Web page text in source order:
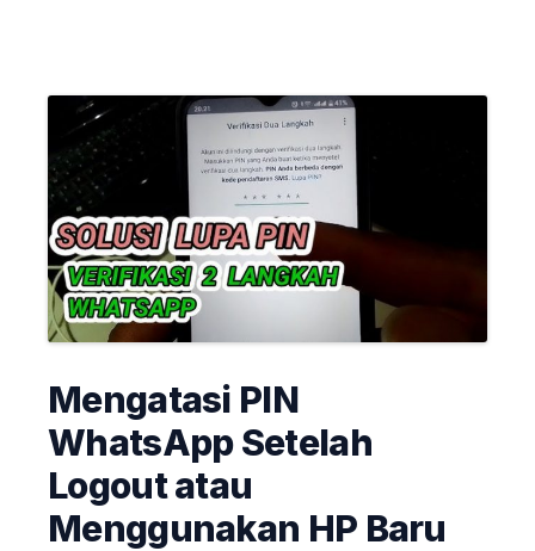
Mengatasi PIN
WhatsApp Setelah
Logout atau
Menggunakan HP Baru